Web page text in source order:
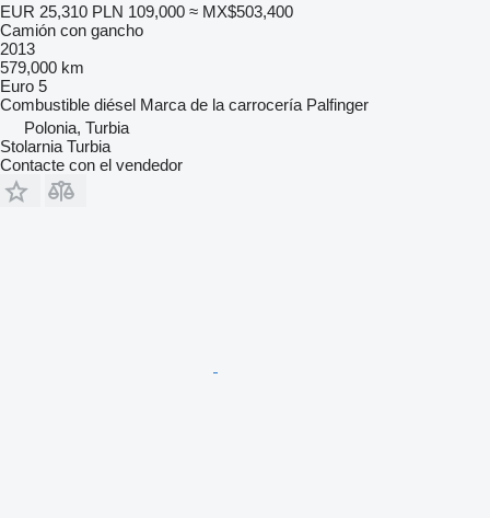
EUR 25,310 PLN 109,000 ≈ MX$503,400
Camión con gancho
2013
579,000 km
Euro 5
Combustible diésel Marca de la carrocería Palfinger
Polonia, Turbia
Stolarnia Turbia
Contacte con el vendedor